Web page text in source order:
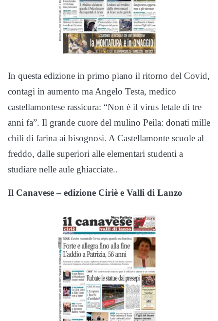
In questa edizione in primo piano il ritorno del Covid,
contagi in aumento ma Angelo Testa, medico
castellamontese rassicura: “Non è il virus letale di tre
anni fa”. Il grande cuore del mulino Peila: donati mille
chili di farina ai bisognosi. A Castellamonte scuole al
freddo, dalle superiori alle elementari studenti a
studiare nelle aule ghiacciate..
Il Canavese – edizione Ciriè e Valli di Lanzo